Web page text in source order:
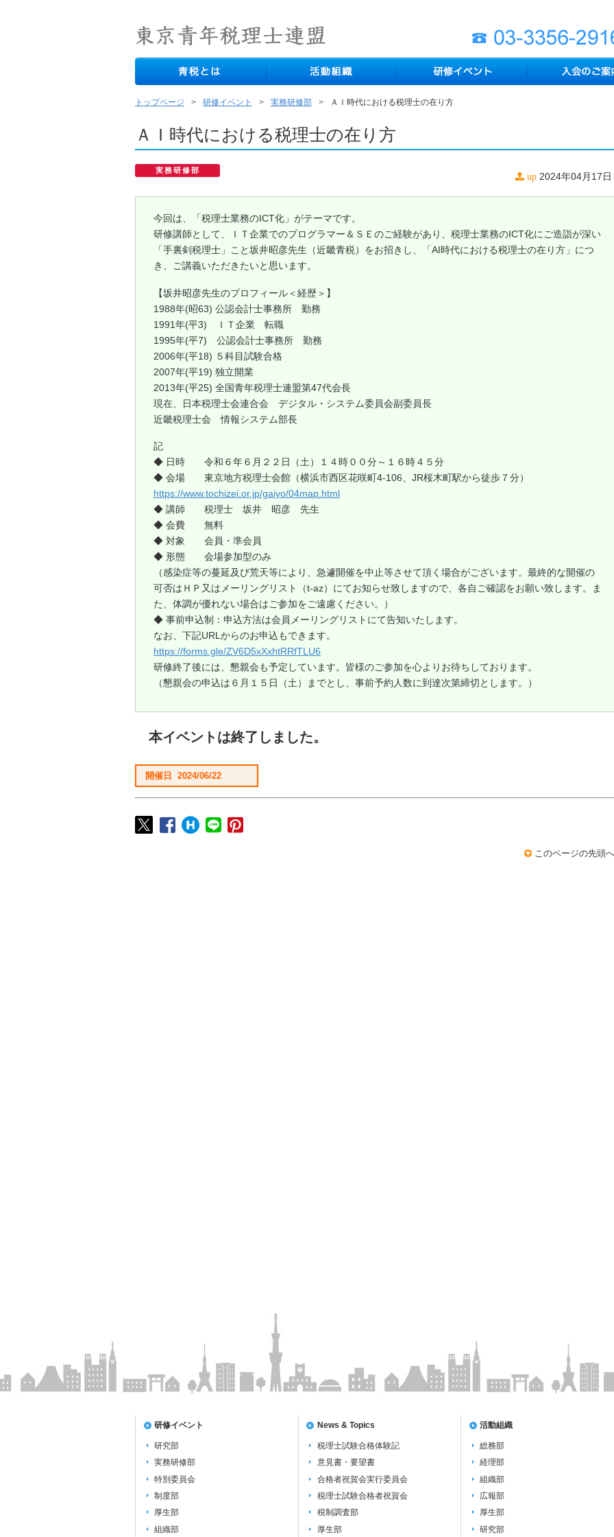
トップページ 研修イベント 実務研修部 ＡＩ時代における税理士の在り方
ＡＩ時代における税理士の在り方
実務研修部
up 2024年04月17日
今回は、「税理士業務のICT化」がテーマです。
研修講師として、ＩＴ企業でのプログラマー＆ＳＥのご経験があり、税理士業務のICT化にご造詣が深い
「手裏剣税理士」こと坂井昭彦先生（近畿青税）をお招きし、「AI時代における税理士の在り方」につ
き、ご講義いただきたいと思います。
【坂井昭彦先生のプロフィール＜経歴＞】
1988年(昭63) 公認会計士事務所 勤務
1991年(平3) ＩＴ企業 転職
1995年(平7) 公認会計士事務所 勤務
2006年(平18) ５科目試験合格
2007年(平19) 独立開業
2013年(平25) 全国青年税理士連盟第47代会長
現在、日本税理士会連合会 デジタル・システム委員会副委員長
近畿税理士会 情報システム部長
記
◆ 日時 令和６年６月２２日（土）１４時００分～１６時４５分
◆ 会場 東京地方税理士会館（横浜市西区花咲町4-106、JR桜木町駅から徒歩７分）
https://www.tochizei.or.jp/gaiyo/04map.html
◆ 講師 税理士 坂井 昭彦 先生
◆ 会費 無料
◆ 対象 会員・準会員
◆ 形態 会場参加型のみ
（感染症等の蔓延及び荒天等により、急遽開催を中止等させて頂く場合がございます。最終的な開催の
可否はＨＰ又はメーリングリスト（t-az）にてお知らせ致しますので、各自ご確認をお願い致します。ま
た、体調が優れない場合はご参加をご遠慮ください。）
◆ 事前申込制：申込方法は会員メーリングリストにて告知いたします。
なお、下記URLからのお申込もできます。
https://forms.gle/ZV6D5xXxhtRRfTLU6
研修終了後には、懇親会も予定しています。皆様のご参加を心よりお待ちしております。
（懇親会の申込は６月１５日（土）までとし、事前予約人数に到達次第締切とします。）
本イベントは終了しました。
開催日 2024/06/22
このページの先頭へ
研修イベント
研究部
実務研修部
特別委員会
制度部
厚生部
組織部
News & Topics
税理士試験合格体験記
意見書・要望書
合格者祝賀会実行委員会
税理士試験合格者祝賀会
税制調査部
厚生部
活動組織
総務部
経理部
組織部
広報部
厚生部
研究部